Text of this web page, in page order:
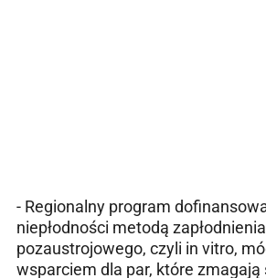
- Regionalny program
niepłodności metodą zapłodnienia
pozaustrojowego, czyli in vitro,
wsparciem dla par, które zmagają